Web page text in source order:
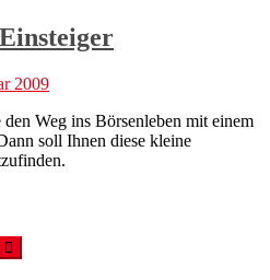
2009
Weg ins Börsenleben mit einem
soll Ihnen diese kleine